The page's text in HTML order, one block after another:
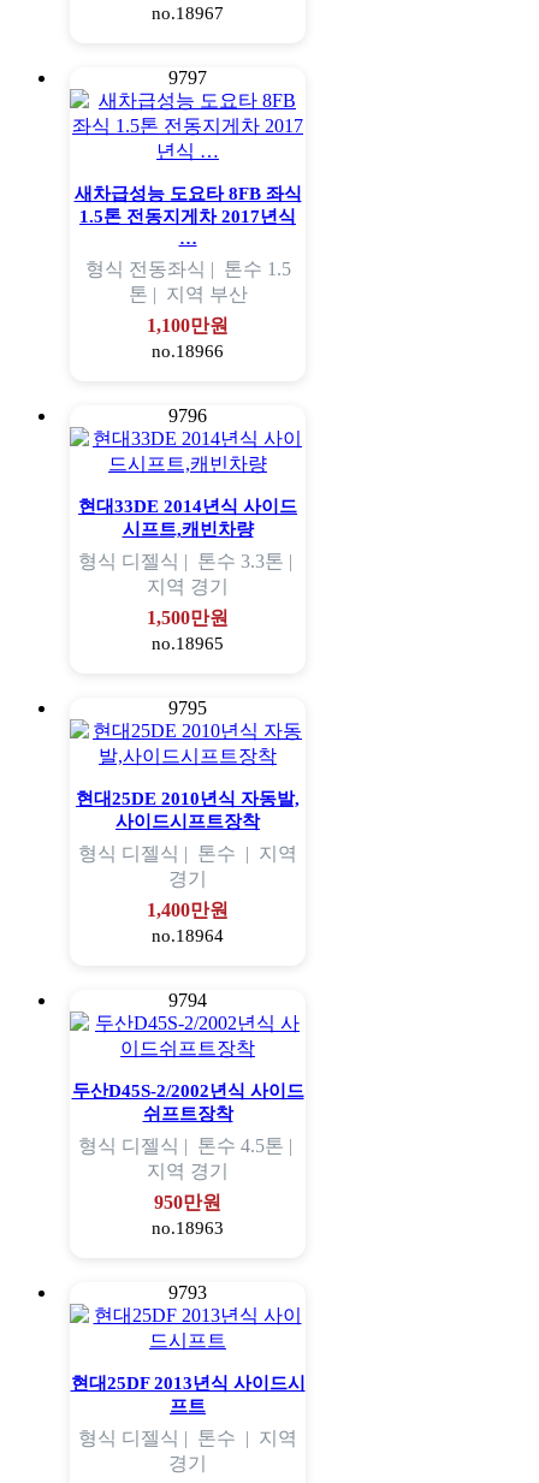
no.18967
9797
새차급성능 도요타 8FB 좌식
1.5톤 전동지게차 2017년식
…
형식 전동좌식 | 톤수 1.5
톤 | 지역 부산
1,100만원
no.18966
9796
현대33DE 2014년식 사이드
시프트,캐빈차량
형식 디젤식 | 톤수 3.3톤 |
지역 경기
1,500만원
no.18965
9795
현대25DE 2010년식 자동발,
사이드시프트장착
형식 디젤식 | 톤수 | 지역
경기
1,400만원
no.18964
9794
두산D45S-2/2002년식 사이드
쉬프트장착
형식 디젤식 | 톤수 4.5톤 |
지역 경기
950만원
no.18963
9793
현대25DF 2013년식 사이드시
프트
형식 디젤식 | 톤수 | 지역
경기